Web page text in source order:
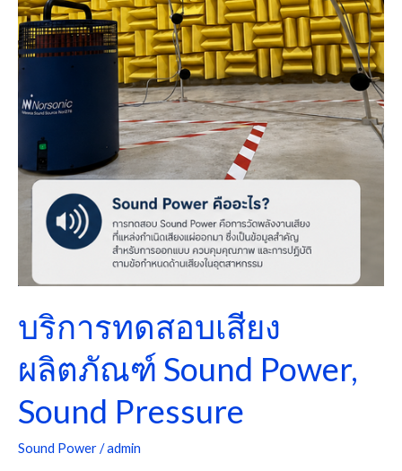
บริการทดสอบเสียง
ผลิตภัณฑ์ Sound Power,
Sound Pressure
Sound Power/admin